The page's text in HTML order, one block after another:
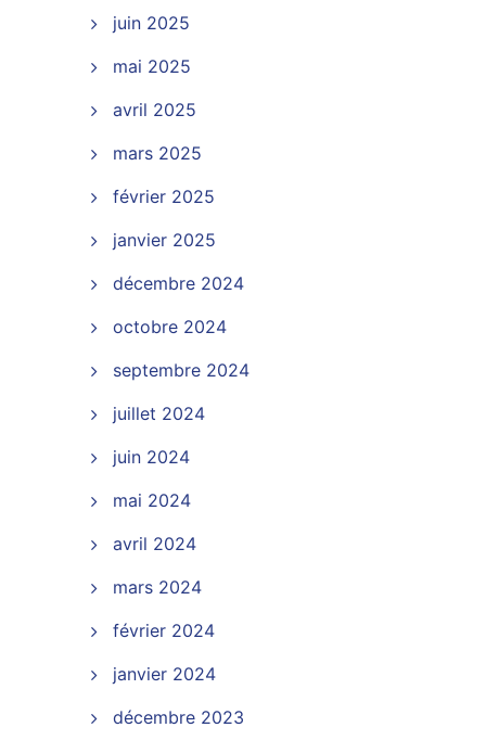
juin 2025
mai 2025
avril 2025
mars 2025
février 2025
janvier 2025
décembre 2024
octobre 2024
septembre 2024
juillet 2024
juin 2024
mai 2024
avril 2024
mars 2024
février 2024
janvier 2024
décembre 2023